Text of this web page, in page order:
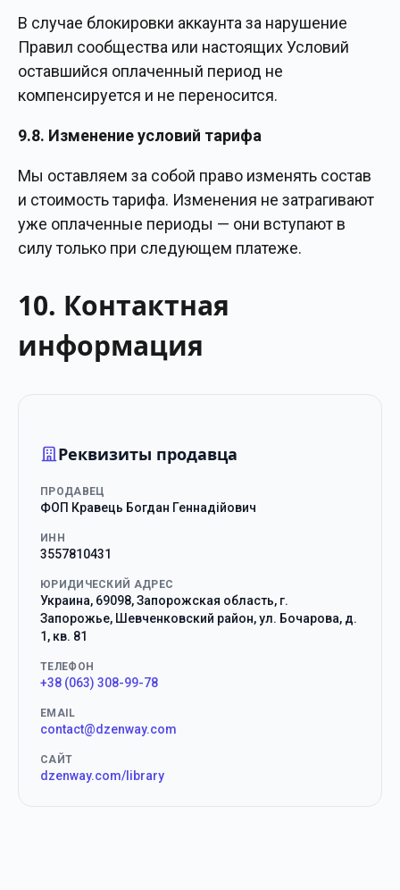
В случае блокировки аккаунта за нарушение
Правил сообщества или настоящих Условий
оставшийся оплаченный период не
компенсируется и не переносится.
9.8. Изменение условий тарифа
Мы оставляем за собой право изменять состав
и стоимость тарифа. Изменения не затрагивают
уже оплаченные периоды — они вступают в
силу только при следующем платеже.
10. Контактная
информация
Реквизиты продавца
ПРОДАВЕЦ
ФОП Кравець Богдан Геннадійович
ИНН
3557810431
ЮРИДИЧЕСКИЙ АДРЕС
Украина, 69098, Запорожская область, г.
Запорожье, Шевченковский район, ул. Бочарова, д.
1, кв. 81
ТЕЛЕФОН
+38 (063) 308-99-78
EMAIL
contact@dzenway.com
САЙТ
dzenway.com/library